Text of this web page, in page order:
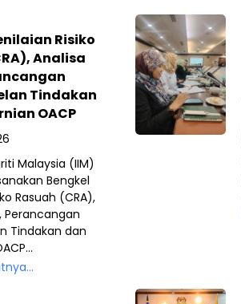
Risiko
Analisa
Tindakan
OACP
Malaysia (IIM)
Bengkel
Rasuah (CRA),
Perancangan
Tindakan dan